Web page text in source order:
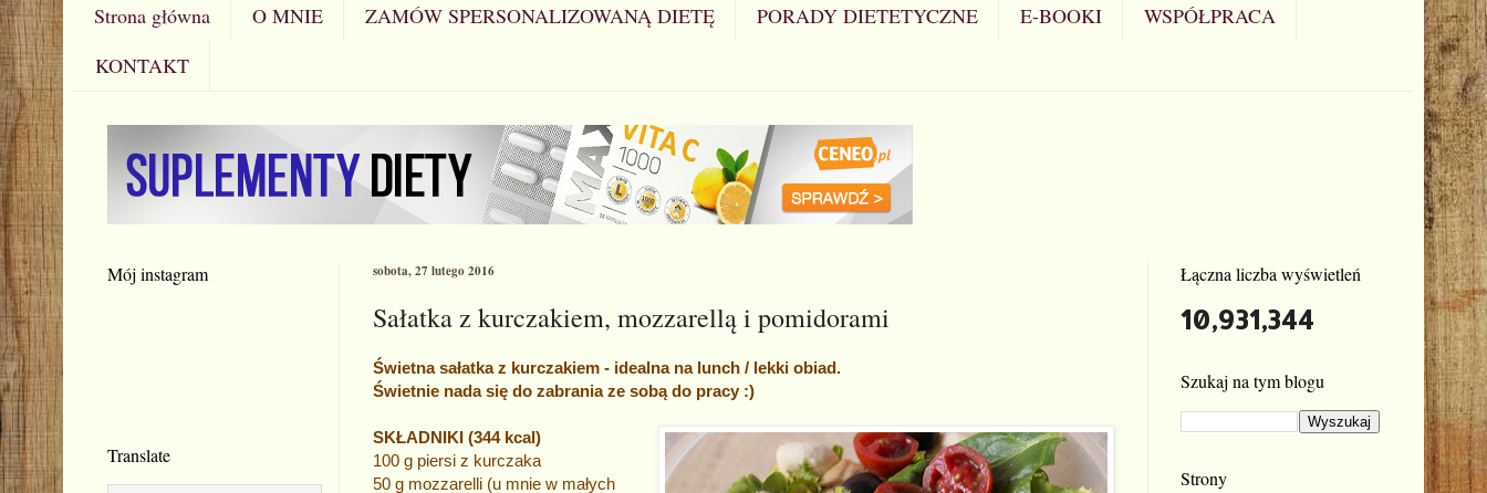
Strona główna O MNIE ZAMÓW SPERSONALIZOWANĄ DIETĘ PORADY DIETETYCZNE E-BOOKI
WSPÓŁPRACA
KONTAKT
sobota, 27 lutego 2016
Sałatka z kurczakiem, mozzarellą i pomidorami
Świetna sałatka z kurczakiem - idealna na lunch / lekki obiad.
Świetnie nada się do zabrania ze sobą do pracy :)
SKŁADNIKI (344 kcal)
100 g piersi z kurczaka
50 g mozzarelli (u mnie w małych
Mój instagram
Translate
Łączna liczba wyświetleń
10,931,344
Szukaj na tym blogu
Strony